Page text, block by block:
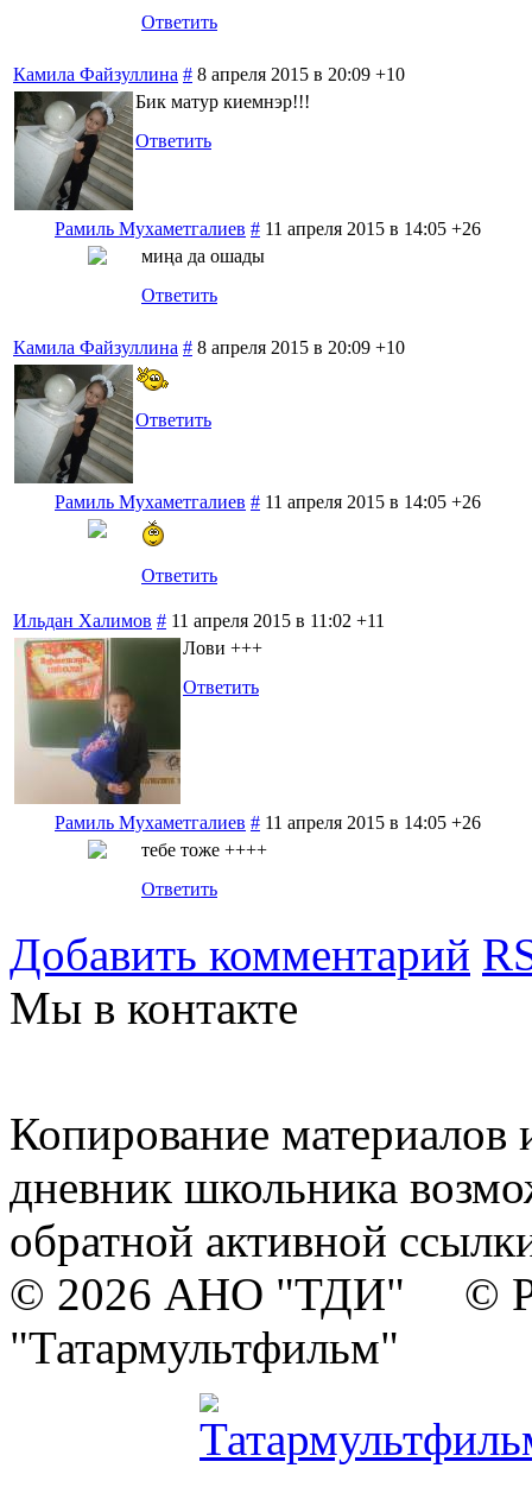
Ответить
Камила Файзуллина # 8 апреля 2015 в 20:09 +10
Бик матур киемнэр!!!
Ответить
Рамиль Мухаметгалиев # 11 апреля 2015 в 14:05 +26
миңа да ошады
Ответить
Камила Файзуллина # 8 апреля 2015 в 20:09 +10
Ответить
Рамиль Мухаметгалиев # 11 апреля 2015 в 14:05 +26
Ответить
Ильдан Халимов # 11 апреля 2015 в 11:02 +11
Лови +++
Ответить
Рамиль Мухаметгалиев # 11 апреля 2015 в 14:05 +26
тебе тоже ++++
Ответить
Добавить комментарий
Мы в контакте
Копирование материалов
дневник школьника
обратной активной
© 2026 АНО "ТДИ" ©
"Татармультфильм"